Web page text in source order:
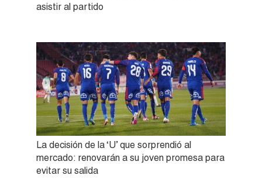
asistir al partido
La decisión de la ‘U’ que sorprendió al
mercado: renovarán a su joven promesa para
evitar su salida